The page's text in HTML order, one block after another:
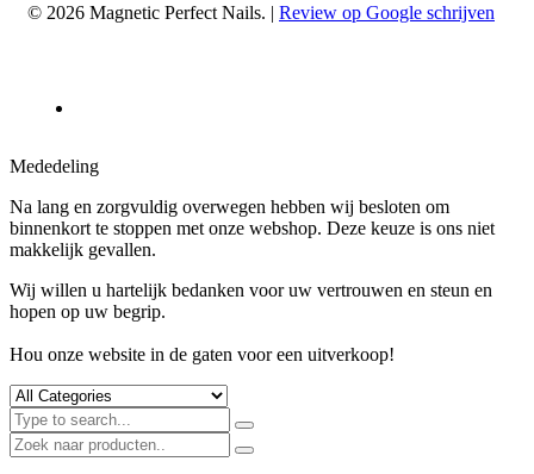
© 2026 Magnetic Perfect Nails. | Review op Google schrijven
Mededeling
Na lang en zorgvuldig overwegen hebben wij besloten om
binnenkort te stoppen met onze webshop. Deze keuze is ons niet
makkelijk gevallen.
Wij willen u hartelijk bedanken voor uw vertrouwen en steun en
hopen op uw begrip.
Hou onze website in de gaten voor een uitverkoop!